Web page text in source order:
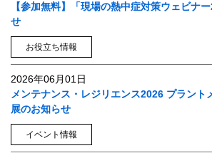
【参加無料】「現場の熱中症対策ウェビナ
せ
お役立ち情報
2026年06月01日
メンテナンス・レジリエンス2026 プラント
展のお知らせ
イベント情報